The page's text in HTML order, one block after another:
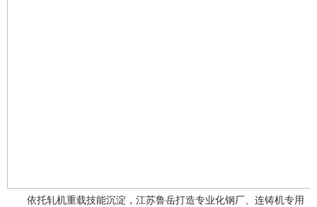
依托轧机重载技能沉淀，江苏鲁岳打造专业化钢厂、连铸机专用